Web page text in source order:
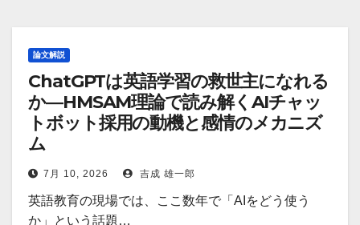
論文解説
ChatGPTは英語学習の救世主になれる
か―HMSAM理論で読み解くAIチャッ
トボット採用の動機と感情のメカニズ
ム
7月 10, 2026 吉成 雄一郎
英語教育の現場では、ここ数年で「AIをどう使う
か」という話題…